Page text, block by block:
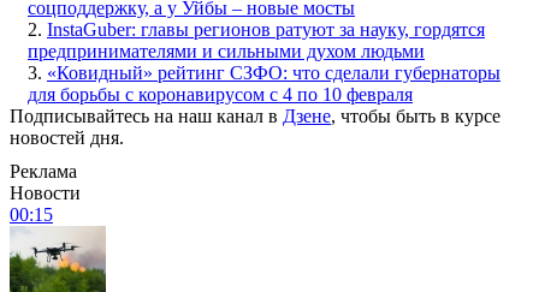
соцподдержку, а у Уйбы – новые мосты
2. InstaGuber: главы регионов ратуют за науку, гордятся
предпринимателями и сильными духом людьми
3. «Ковидный» рейтинг СЗФО: что сделали губернаторы
для борьбы с коронавирусом с 4 по 10 февраля
Подписывайтесь на наш канал в Дзене, чтобы быть в курсе
новостей дня.
Реклама
Новости
00:15